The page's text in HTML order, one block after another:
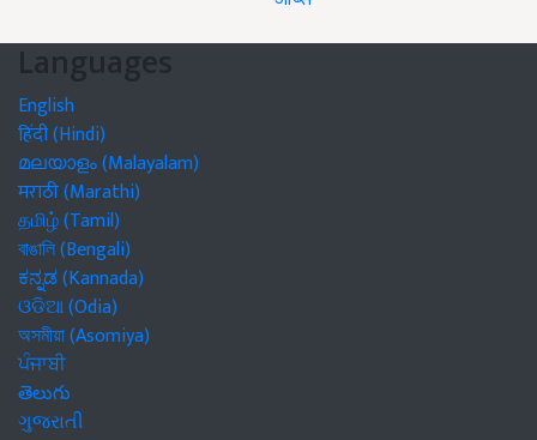
Languages
English
हिंदी (Hindi)
മലയാളം (Malayalam)
मराठी (Marathi)
தமிழ் (Tamil)
বাঙালি (Bengali)
ಕನ್ನಡ (Kannada)
ଓଡିଆ (Odia)
অসমীয়া (Asomiya)
ਪੰਜਾਬੀ
తెలుగు
ગુજરાતી